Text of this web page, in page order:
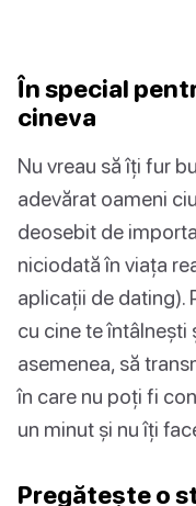
În special
cineva
Nu vreau să îți fur
adevărat oameni
deosebit de
niciodată în viața
aplicații de dating).
cu cine te întâlnești
asemenea, să
în care nu poți fi
un minut și nu îți
Pregătește o